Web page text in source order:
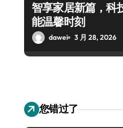
智享家居新篇，科
能温馨时刻
dawei 3 月 28, 2026
您错过了